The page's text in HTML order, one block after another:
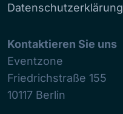
Datenschutzerklärung
Kontaktieren Sie uns
Eventzone
Friedrichstraße 155
10117 Berlin